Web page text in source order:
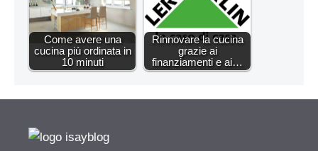
Come avere una
cucina più ordinata in
10 minuti
Rinnovare la cucina
grazie ai
finanziamenti e ai…